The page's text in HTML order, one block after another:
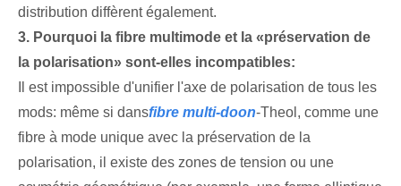
distribution diffèrent également.
3. Pourquoi la fibre multimode et la «préservation de
la polarisation» sont-elles incompatibles:
Il est impossible d'unifier l'axe de polarisation de tous les
mods: même si dansfibre multi-doon-Theol, comme une
fibre à mode unique avec la préservation de la
polarisation, il existe des zones de tension ou une